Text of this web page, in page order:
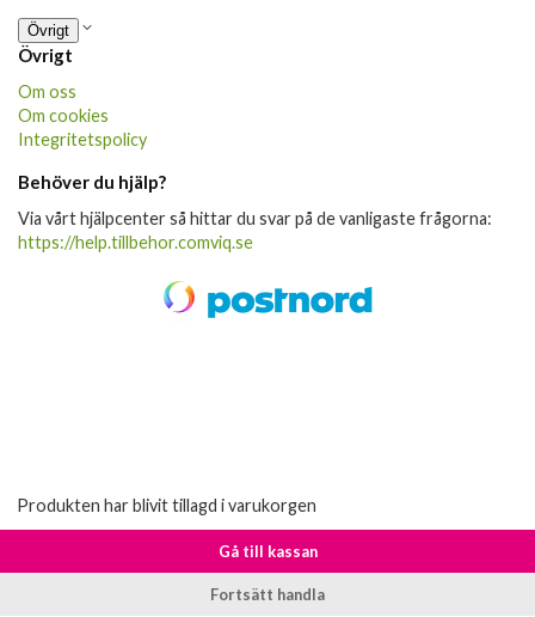
Övrigt
Övrigt
Om oss
Om cookies
Integritetspolicy
Behöver du hjälp?
Via vårt hjälpcenter så hittar du svar på de vanligaste frågorna:
https://help.tillbehor.comviq.se
Produkten har blivit tillagd i varukorgen
Gå till kassan
Fortsätt handla